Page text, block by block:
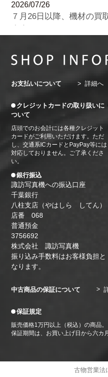
2026/07/26
７月26日以降、機材の買
（金）・10日（月）・14
2026/06/20
7月の休業日のお知らせ
（月）・10日（金）・13
日（月）・24日（金）・
2026/05/26
6月の休業日のお知らせ
（木）・8日（月）・13日
日（金）・22日（月）・
お支払いについて 詳細へ
クレジットカードの取り扱いに
ついて
店頭でのお会計には各種クレジット
カードがご利用いただけます。ただ
し、交通系ICカードとPayPay等には
対応しておりません。ご了承くださ
い。
銀行振込
諏訪写真機への振込口座
千葉銀行
八柱支店（やはしら してん）
店番 068
普通預金
3756692
株式会社 諏訪写真機
振り込み手数料はお客様負担と
なります。
中古商品の保証について
保証規定
販売価格1万円以上（税込）の商品。
保証期間は、お買い上げ日から六カ
古物営業法